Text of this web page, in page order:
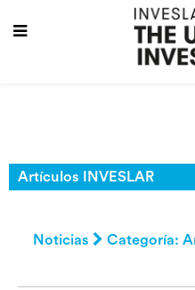
Artículos INVESLAR
Noticias Categoría: